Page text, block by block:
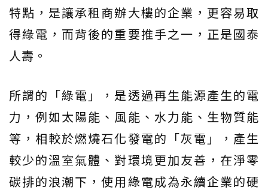
特點，是讓承租商辦大樓的企業，更容易取
得綠電，而背後的重要推手之一，正是國泰
人壽。
所謂的「綠電」，是透過再生能源產生的電
力，例如太陽能、風能、水力能、生物質能
等，相較於燃燒石化發電的「灰電」，產生
較少的溫室氣體、對環境更加友善，在淨零
碳排的浪潮下，使用綠電成為永續企業的硬